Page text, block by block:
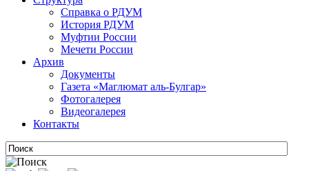
Справка о РДУМ
История РДУМ
Муфтии России
Мечети России
Архив
Документы
Газета «Маглюмат аль-Булгар»
Фотогалерея
Видеогалерея
Контакты